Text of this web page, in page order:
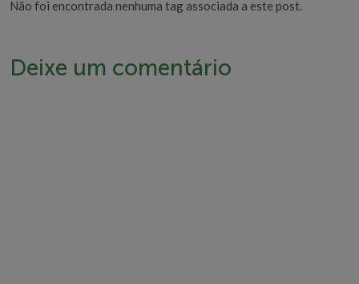
Não foi encontrada nenhuma tag associada a este post.
Deixe um comentário